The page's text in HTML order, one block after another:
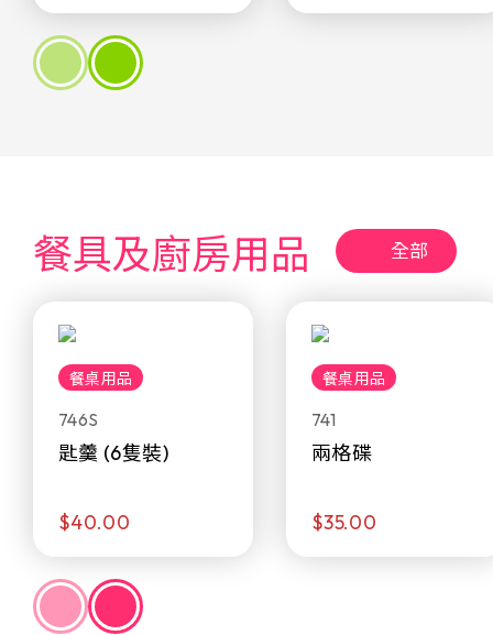
餐具及廚房用品 全部
餐桌用品
746S
匙羹 (6隻裝)
$40.00
餐桌用品
741
兩格碟
$35.00